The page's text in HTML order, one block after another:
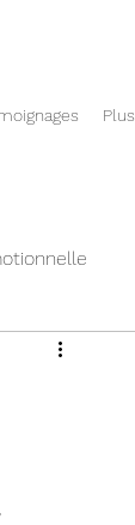
Plus
aromachologie